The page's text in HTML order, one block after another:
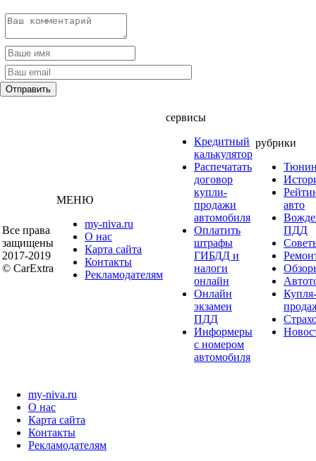
Все права
защищены
2017-2019
© CarExtra
МЕНЮ
my-niva.ru
О нас
Карта сайта
Контакты
Рекламодателям
сервисы
Кредитный
калькулятор
Распечатать
договор
купли-
продажи
автомобиля
Оплатить
штрафы
ГИБДД и
налоги
онлайн
Онлайн
экзамен
ПДД
Информеры
с номером
автомобиля
рубрики
авто
ПДД
Купля-
my-niva.ru
О нас
Карта сайта
Контакты
Рекламодателям